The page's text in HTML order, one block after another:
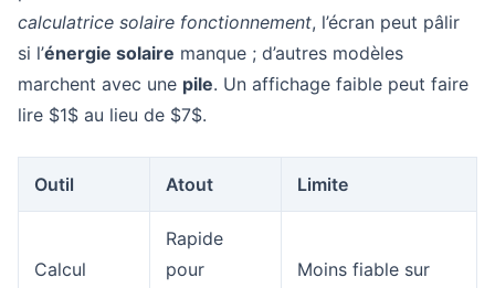
calculatrice solaire fonctionnement, l’écran peut pâlir
si l’énergie solaire manque ; d’autres modèles
marchent avec une pile. Un affichage faible peut faire
lire $1$ au lieu de $7$.
Outil Atout Limite
Calcul
Rapide
pour
Moins fiable sur